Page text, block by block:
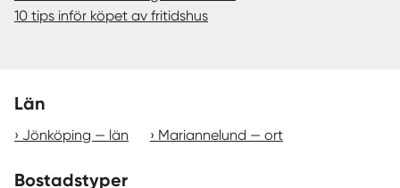
10 tips inför köpet av fritidshus
Län
Jönköping — län Mariannelund — ort
Bostadstyper